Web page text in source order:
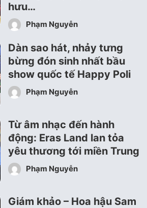
hưu…
Phạm Nguyễn
Dàn sao hát, nhảy tưng
bừng đón sinh nhất bầu
show quốc tế Happy Poli
Phạm Nguyễn
Từ âm nhạc đến hành
động: Eras Land lan tỏa
yêu thương tới miền Trung
Phạm Nguyễn
Giám khảo – Hoa hậu Sam